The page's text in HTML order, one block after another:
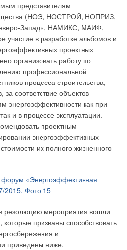
представителям
(НОЭ, НОСТРОЙ, НОПРИЗ,
Запад», НАМИКС, МАИФ,
участие в разработке альбомов и
проектных
организовать работу по
профессиональной
процесса строительства,
соответствие объектов
энергоэффективности как при
и в процессе эксплуатации.
проектным
энергоэффективных
их полного жизненного
резолюцию мероприятия вошли
призваны способствовать
и
приведены ниже.